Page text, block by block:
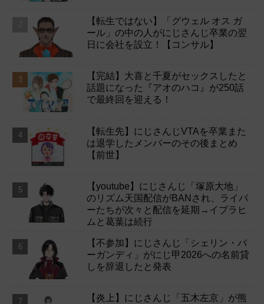
【転生ではない】「グウェル オス ガ
ール」の中の人がにじさんじ卒業の翌
日に会社を設立！【コンサル】
【完結】大喜と千夏がセックスしたと
話題になった『アオのハコ』が250話
で最終回を迎える！
【転生先】にじさんじVTAを卒業また
は退学したメンバーのその後まとめ
【前世】
【youtube】にじさんじ「塚原大地」
のリズム天国配信がBANされ、ライバ
ーたちが次々と配信を延期→イブラヒ
ムと葛葉は続行
【不参加】にじさんじ「シェリン・バ
ーガンディ」がにじ甲2026への名前貸
しを辞退したと発表
【炎上】にじさんじ「五木左京」が熊